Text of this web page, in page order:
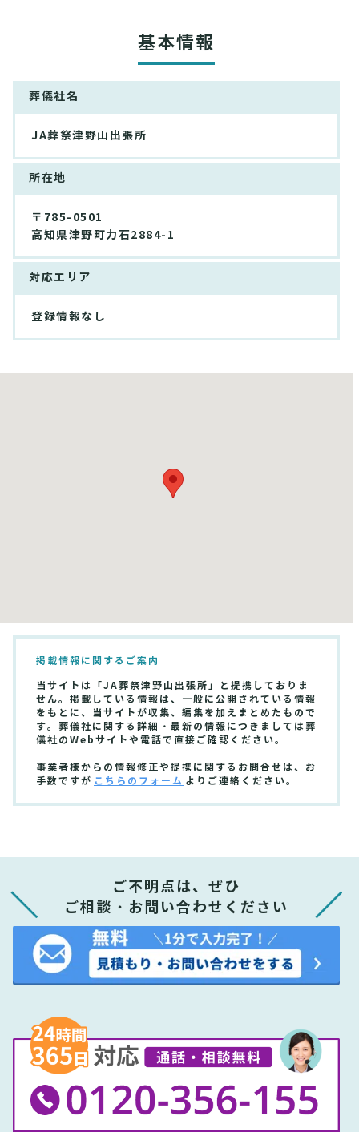
基本情報
葬儀社名
JA葬祭津野山出張所
所在地
〒785-0501
高知県津野町力石2884-1
対応エリア
登録情報なし
掲載情報に関するご案内
当サイトは「JA葬祭津野山出張所」と提携しておりま
せん。掲載している情報は、一般に公開されている情報
をもとに、当サイトが収集、編集を加えまとめたもので
す。葬儀社に関する詳細・最新の情報につきましては葬
儀社のWebサイトや電話で直接ご確認ください。
事業者様からの情報修正や提携に関するお問合せは、お
手数ですが こちらのフォーム よりご連絡ください。
ご不明点は、ぜひ
ご相談・お問い合わせください